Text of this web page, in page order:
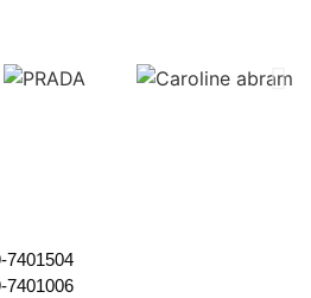
7401504
7401006